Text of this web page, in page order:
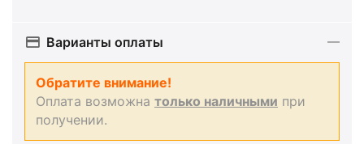
Варианты оплаты
Обратите внимание!
Оплата возможна только наличными при
получении.